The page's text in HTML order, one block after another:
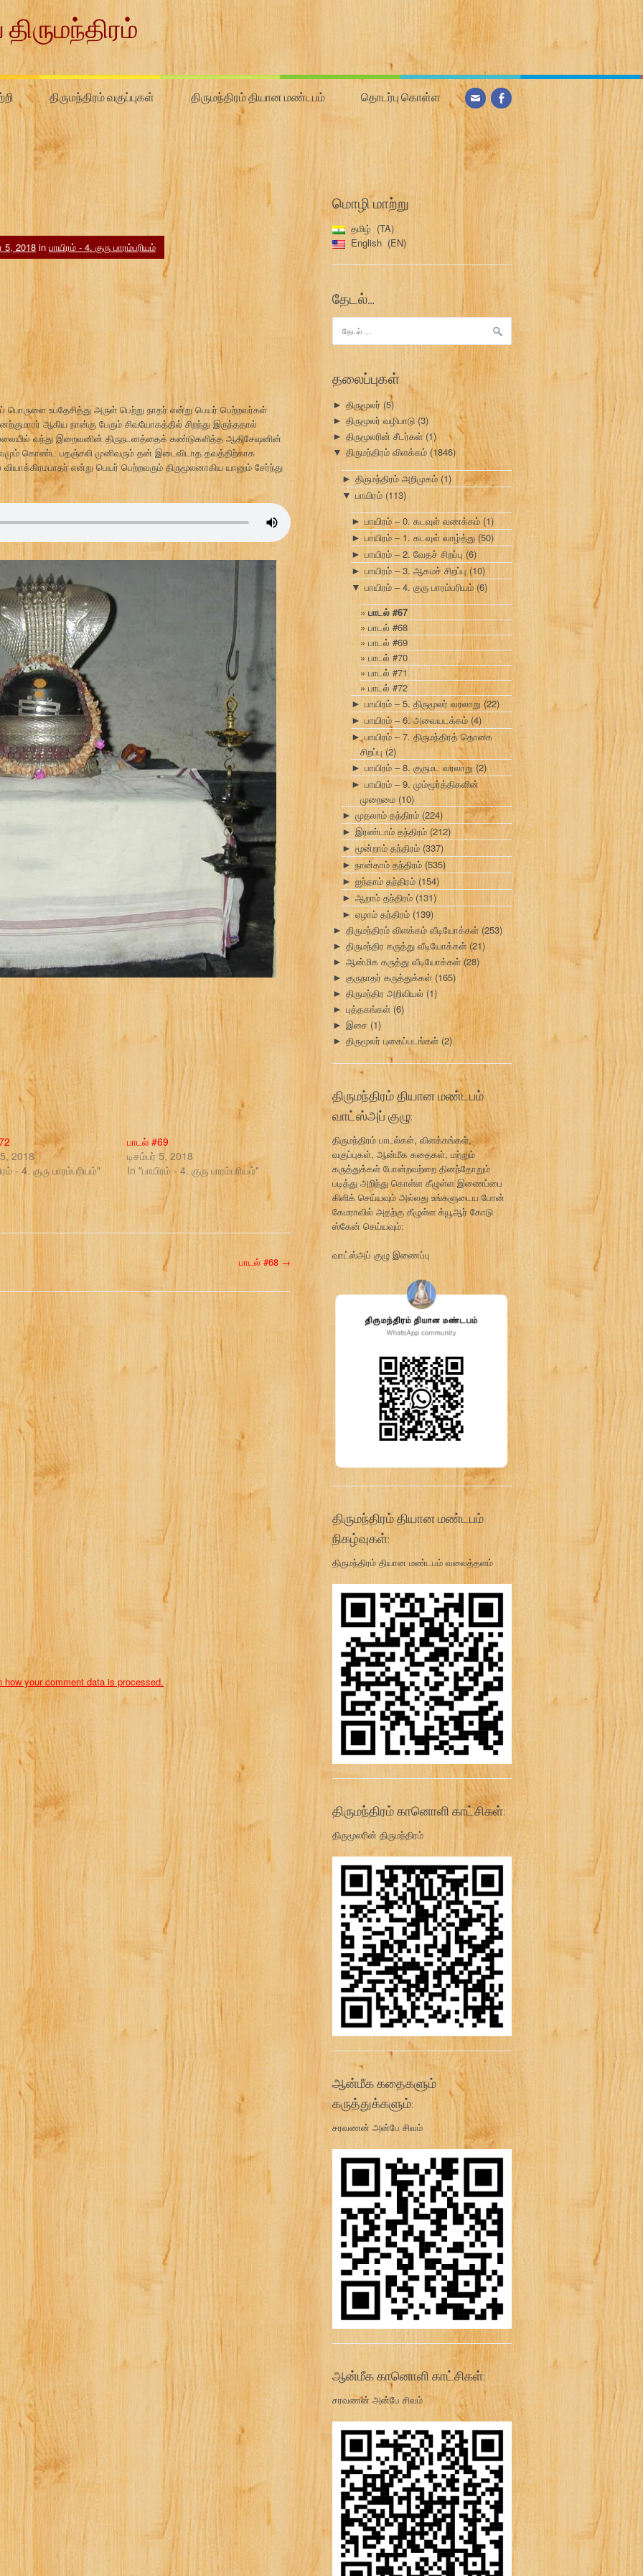
திருமந்திரம் வகுப்புகள் திருமந்திரம் தியான மண்டபம் தொடர்பு கொள்ள
5, 2018 in பாயிரம் - 4. குரு பாரம்பரியம்
உபதேசித்து அருள் பெற்று நாதர் என்று பெயர் பெற்றவர்கள்
ஆகிய நான்கு பேரும் சிவயோகத்தில் சிறந்து இருந்ததால்
வந்து இறைவனின் திருநடனத்தைக் கண்டுகளித்த ஆதிசேஷனின்
கொண்ட பதஞ்சலி முனிவரும் தன் இடைவிடாத தவத்திற்காக
என்று பெயர் பெற்றவரும் திருமூலனாகிய யானும் சேர்ந்து
2018
- 4. குரு பாரம்பரியம்"
பாடல் #69
டிசம்பர் 5, 2018
In "பாயிரம் - 4. குரு பாரம்பரியம்"
பாடல் #68 →
how your comment data is processed.
மொழி மாற்று
தமிழ்
TA
English
EN
தேடல்…
தேடு:
தலைப்புகள்
► திருமூலர் (5)
► திருமூலர் வழிபாடு (3)
► திருமூலரின் சீடர்கள் (1)
▼ திருமந்திரம் விளக்கம் (1846)
► திருமந்திரம் அறிமுகம் (1)
▼ பாயிரம் (113)
► பாயிரம் – 0. கடவுள் வணக்கம் (1)
► பாயிரம் – 1. கடவுள் வாழ்த்து (50)
► பாயிரம் – 2. வேதச் சிறப்பு (6)
► பாயிரம் – 3. ஆகமச் சிறப்பு (10)
▼ பாயிரம் – 4. குரு பாரம்பரியம் (6)
பாடல் #67
பாடல் #68
பாடல் #69
பாடல் #70
பாடல் #71
பாடல் #72
► பாயிரம் – 5. திருமூலர் வரலாறு (22)
► பாயிரம் – 6. அவையடக்கம் (4)
► பாயிரம் – 7. திருமந்திரத் தொகை
சிறப்பு (2)
► பாயிரம் – 8. குருமட வரலாறு (2)
► பாயிரம் – 9. மும்மூர்த்திகளின்
முறைமை (10)
► முதலாம் தந்திரம் (224)
► இரண்டாம் தந்திரம் (212)
► மூன்றாம் தந்திரம் (337)
► நான்காம் தந்திரம் (535)
► ஐந்தாம் தந்திரம் (154)
► ஆறாம் தந்திரம் (131)
► ஏழாம் தந்திரம் (139)
► திருமந்திரம் விளக்கம் வீடியோக்கள் (253)
► திருமந்திர கருத்து வீடியோக்கள் (21)
► ஆன்மிக கருத்து வீடியோக்கள்(28)
► குருநாதர் கருத்துக்கள் (165)
► திருமந்திர அறிவியல் (1)
► புத்தகங்கள் (6)
► இசை (1)
► திருமூலர் புகைப்படங்கள் (2)
திருமந்திரம் தியான மண்டபம்
வாட்ஸ்அப் குழு:
திருமந்திரம் பாடல்கள், விளக்கங்கள்,
வகுப்புகள், ஆன்மீக கதைகள், மற்றும்
கருத்துக்கள் போன்றவற்றை தினந்தோறும்
படித்து அறிந்து கொள்ள கீழுள்ள இணைப்பை
கிளிக் செய்யவும் அல்லது உங்களுடைய போன்
கேமராவில் அதற்கு கீழுள்ள க்யூஆர் கோடு
ஸ்கேன் செய்யவும்:
வாட்ஸ்அப் குழு இணைப்பு
திருமந்திரம் தியான மண்டபம்
நிகழ்வுகள்:
திருமந்திரம் தியான மண்டபம் வலைத்தளம்
திருமந்திரம் கானொளி காட்சிகள்:
திருமூலரின் திருமந்திரம்
ஆன்மீக கதைகளும்
கருத்துக்களும்:
சரவணன் அன்பே சிவம்
ஆன்மீக கானொளி காட்சிகள்:
சரவணன் அன்பே சிவம்